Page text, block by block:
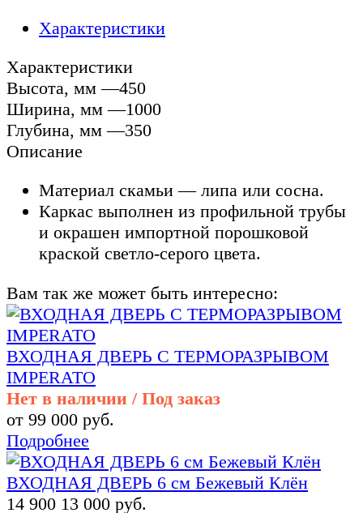
Характеристики
Характеристики
Высота, мм —450
Ширина, мм —1000
Глубина, мм —350
Описание
Материал скамьи — липа или сосна.
Каркас выполнен из профильной трубы
и окрашен импортной порошковой
краской светло-серого цвета.
Вам так же может быть интересно:
ВХОДНАЯ ДВЕРЬ С ТЕРМОРАЗРЫВОМ
IMPERATO
Нет в наличии / Под заказ
от 99 000 руб.
Подробнее
ВХОДНАЯ ДВЕРЬ 6 см Бежевый Клён
14 900 13 000 руб.